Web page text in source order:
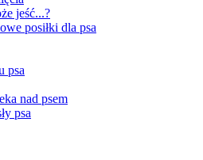
jeść...?
posiłki dla psa
psa
nad psem
psa